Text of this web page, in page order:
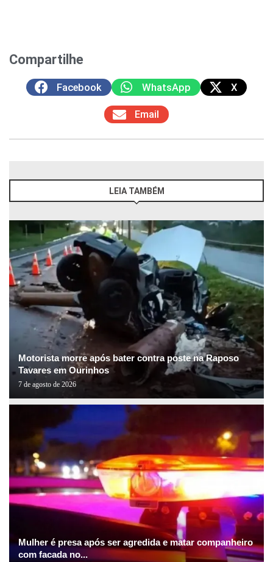
Compartilhe
Facebook WhatsApp X
Email
LEIA TAMBÉM
Motorista morre após bater contra poste na Raposo
Tavares em Ourinhos
7 de agosto de 2026
Mulher é presa após ser agredida e matar companheiro
com facada no...